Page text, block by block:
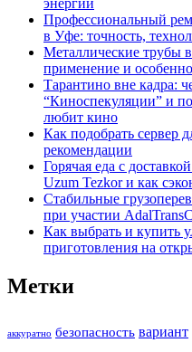
энергии
Профессиональный
в Уфе: точность,
Металлические трубы
применение и
Тарантино вне кадра:
“Киноспекуляции” и
любит кино
Как подобрать сервер
рекомендации
Горячая еда с
Uzum Tezkor и как
Стабильные
при участии
Как выбрать и купить
приготовления на
Метки
аккуратно безопасность вариант